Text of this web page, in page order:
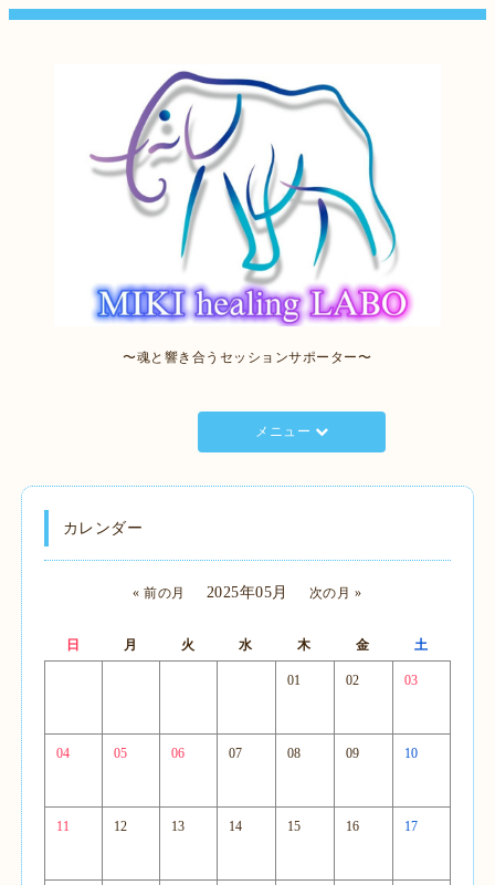
〜魂と響き合うセッションサポーター〜
メニュー
カレンダー
« 前の月 2025年05月 次の月 »
日 月 火 水 木 金 土
01 02 03
04 05 06 07 08 09 10
11 12 13 14 15 16 17